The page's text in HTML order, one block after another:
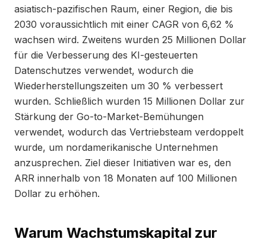
asiatisch-pazifischen Raum, einer Region, die bis
2030 voraussichtlich mit einer CAGR von 6,62 %
wachsen wird. Zweitens wurden 25 Millionen Dollar
für die Verbesserung des KI-gesteuerten
Datenschutzes verwendet, wodurch die
Wiederherstellungszeiten um 30 % verbessert
wurden. Schließlich wurden 15 Millionen Dollar zur
Stärkung der Go-to-Market-Bemühungen
verwendet, wodurch das Vertriebsteam verdoppelt
wurde, um nordamerikanische Unternehmen
anzusprechen. Ziel dieser Initiativen war es, den
ARR innerhalb von 18 Monaten auf 100 Millionen
Dollar zu erhöhen.
Warum Wachstumskapital zur